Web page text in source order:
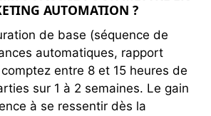
AUTOMATION ?
de base (séquence de
automatiques, rapport
entre 8 et 15 heures de
sur 1 à 2 semaines. Le gain
à se ressentir dès la